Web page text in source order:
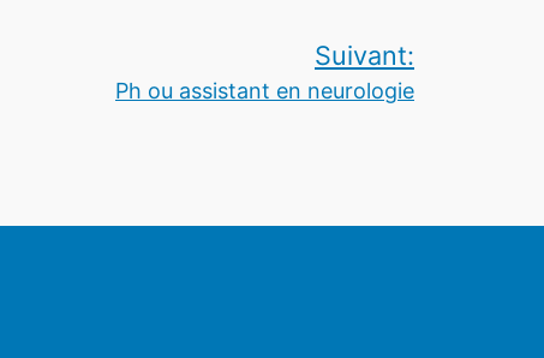
Suivant:
Ph ou assistant en neurologie